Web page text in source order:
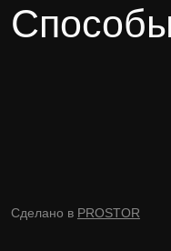
Сделано в PROSTOR